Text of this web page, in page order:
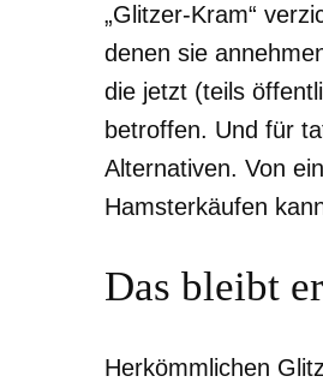
„Glitzer-Kram“
denen sie
die jetzt (teils
betroffen. Und für
Alternativen. Von
Hamsterkäufen
Das bleibt
Herkömmlichen